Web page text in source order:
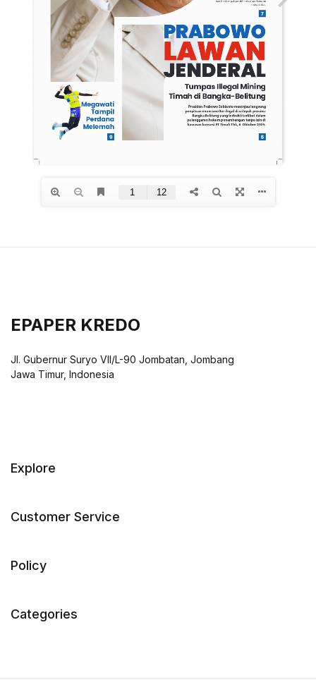
EPAPER KREDO
Jl. Gubernur Suryo VII/L-90 Jombatan, Jombang
Jawa Timur, Indonesia
Explore
Customer Service
Policy
Categories